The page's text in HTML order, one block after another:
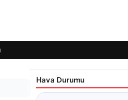
Hava Durumu